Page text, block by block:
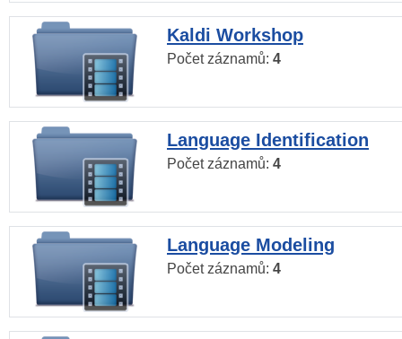
Kaldi Workshop
Počet záznamů: 4
Language Identification
Počet záznamů: 4
Language Modeling
Počet záznamů: 4